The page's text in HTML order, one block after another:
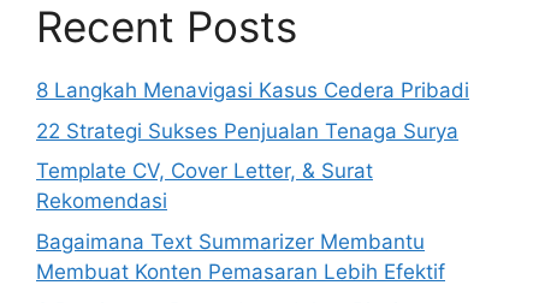
Recent Posts
8 Langkah Menavigasi Kasus Cedera Pribadi
22 Strategi Sukses Penjualan Tenaga Surya
Template CV, Cover Letter, & Surat
Rekomendasi
Bagaimana Text Summarizer Membantu
Membuat Konten Pemasaran Lebih Efektif